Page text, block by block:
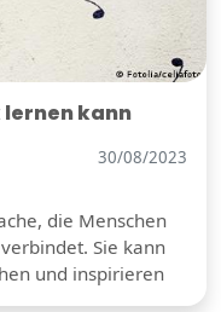
lernen kann
30/08/2023
die Menschen
Sie kann
und inspirieren